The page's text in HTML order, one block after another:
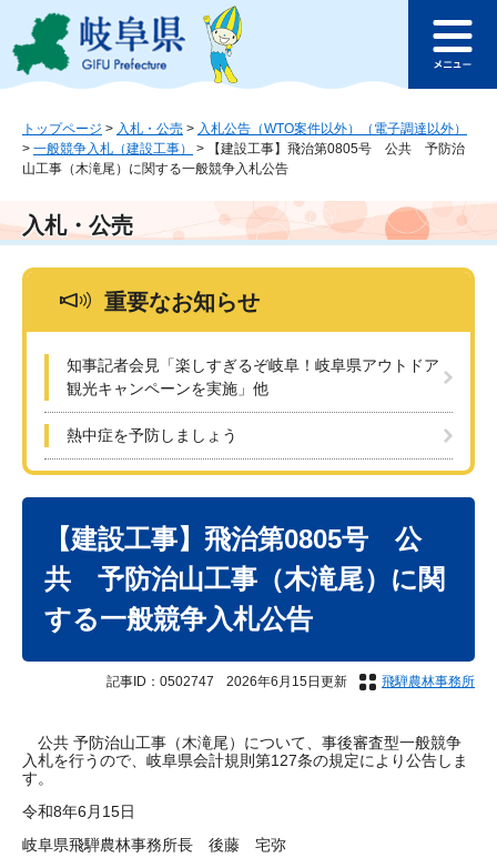
ジ
ュ
本
文
このページの本文へ
ュ
トップページ > 入札・公売 > 入札公告（WTO案件以外）（電子調達以外）
> 一般競争入札（建設工事） >
【建設工事】飛治第0805号 公共 予防治
山工事（木滝尾）に関する一般競争入札公告
入札・公売
重要なお知らせ
知事記者会見「楽しすぎるぞ岐阜！岐阜県アウトドア
観光キャンペーンを実施」他
熱中症を予防しましょう
【建設工事】飛治第0805号 公
共 予防治山工事（木滝尾）に関
する一般競争入札公告
記事ID：0502747 2026年6月15日更新 飛騨農林事務所
公共 予防治山工事（木滝尾）について、事後審査型一般競争
入札を行うので、岐阜県会計規則第127条の規定により公告しま
す。
令和8年6月15日
岐阜県飛騨農林事務所長 後藤 宅弥